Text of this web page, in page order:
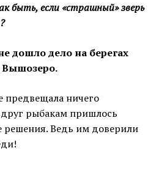
быть, если «страшный» зверь
дошло дело на берегах
Вышозеро.
предвещала ничего
рыбакам пришлось
решения. Ведь им доверили